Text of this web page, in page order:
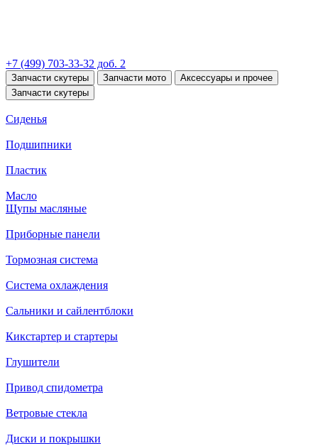
+7 (499) 703-33-32 доб. 2
Запчасти скутеры Запчасти мото
Аксессуары и прочее
Запчасти скутеры
Сиденья
Подшипники
Пластик
Масло
Щупы масляные
Приборные панели
Тормозная система
Система охлаждения
Сальники и сайлентблоки
Кикстартер и стартеры
Глушители
Привод спидометра
Ветровые стекла
Диски и покрышки